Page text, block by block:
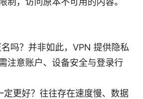
吗？并非如此，VPN 提供隐私
注意账户、设备安全与登录行
定更好？往往存在速度慢、数据